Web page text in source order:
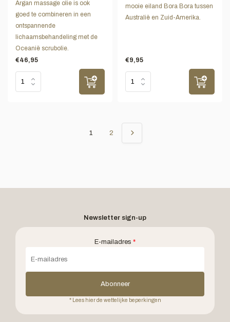
Argan massage olie is ook
goed te combineren in een
ontspannende
lichaamsbehandeling met de
Oceanië scrubolie.
€46,95
mooie eiland Bora Bora tussen
Australië en Zuid-Amerika.
€9,95
1 2
Newsletter sign-up
E-mailadres *
Abonneer
* Lees hier de wettelijke beperkingen